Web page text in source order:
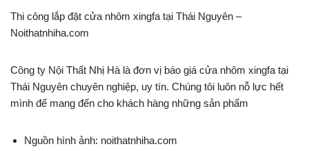
Thi công lắp đặt cửa nhôm xingfa tại Thái Nguyên –
Noithatnhiha.com
Công ty Nội Thất Nhị Hà là đơn vị báo giá cửa nhôm xingfa tại
Thái Nguyên chuyên nghiệp, uy tín. Chúng tôi luôn nỗ lực hết
mình để mang đến cho khách hàng những sản phẩm
Nguồn hình ảnh: noithatnhiha.com